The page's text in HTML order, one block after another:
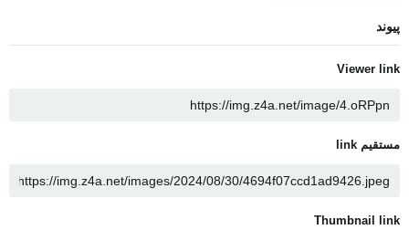
پیوند
Viewer link
مستقیم link
Thumbnail link